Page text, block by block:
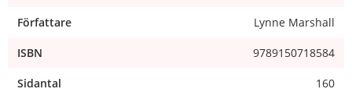
Författare Lynne Marshall
ISBN 9789150718584
Sidantal 160